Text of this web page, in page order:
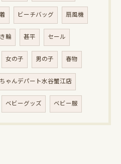
ビーチバッグ 扇風機
輪 甚平 セール
女の子 男の子 春物
ゃんデパート水谷蟹江店
ベビーグッズ ベビー服